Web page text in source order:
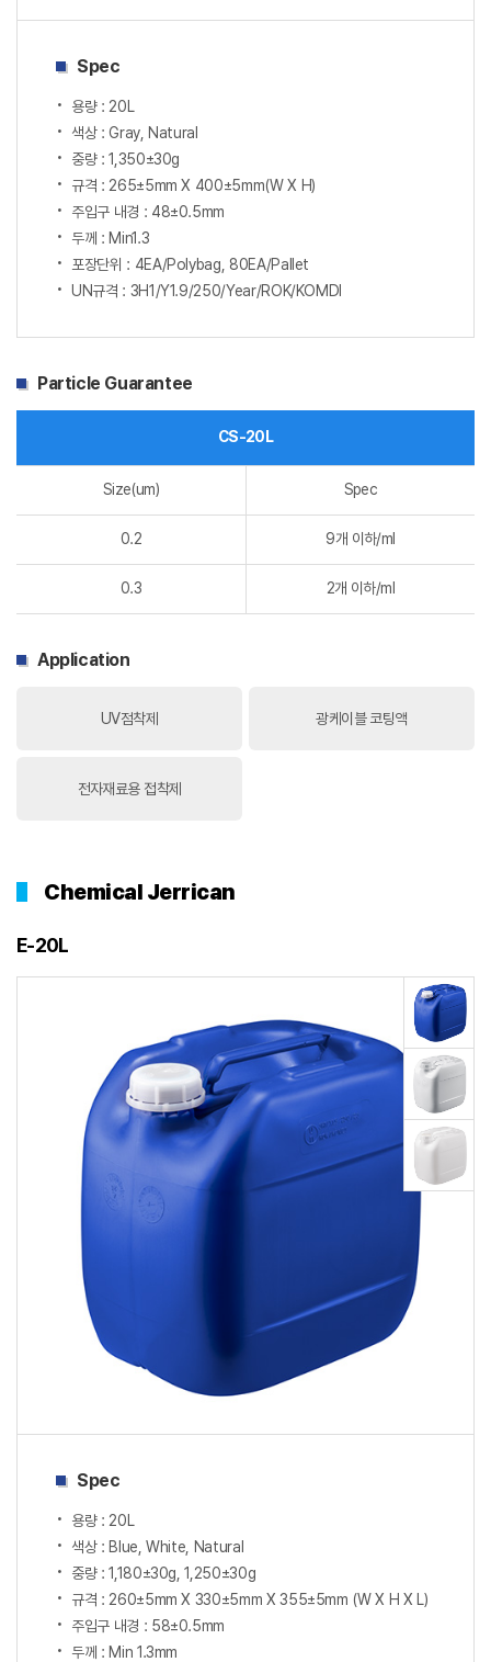
Spec
용량 : 20L
색상 : Gray, Natural
중량 : 1,350±30g
규격 : 265±5mm X 400±5mm(W X H)
주입구 내경 : 48±0.5mm
두께 : Min1.3
포장단위 : 4EA/Polybag, 80EA/Pallet
UN규격 : 3H1/Y1.9/250/Year/ROK/KOMDI
Particle Guarantee
CS-20L
Size(um) Spec
0.2 9개 이하/ml
0.3 2개 이하/ml
Application
UV점착제 광케이블 코팅액
전자재료용 접착제
Chemical Jerrican
E-20L
Spec
용량 : 20L
색상 : Blue, White, Natural
중량 : 1,180±30g, 1,250±30g
규격 : 260±5mm X 330±5mm X 355±5mm (W X H X L)
주입구 내경 : 58±0.5mm
두께 : Min 1.3mm